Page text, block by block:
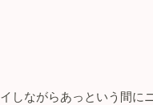
しながらあっという間に